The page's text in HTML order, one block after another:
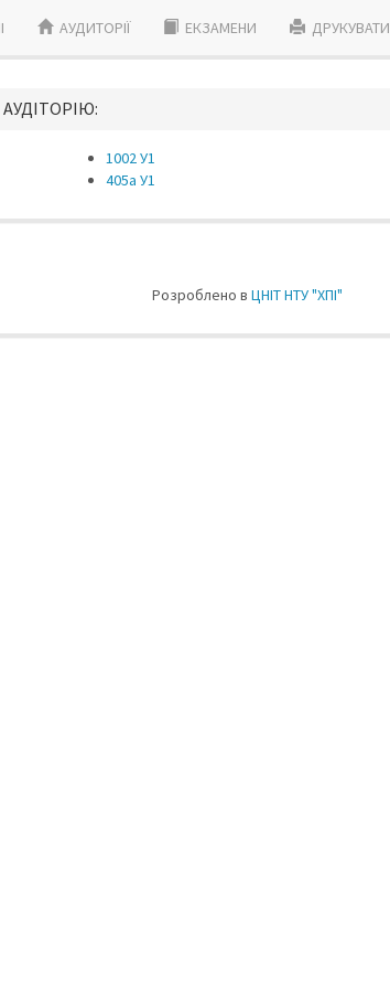
АУДИТОРІЇ ЕКЗАМЕНИ ДРУКУВАТИ
АУДIТОРIЮ:
1002 У1
405a У1
Розроблено в ЦНIТ НТУ "ХПI"